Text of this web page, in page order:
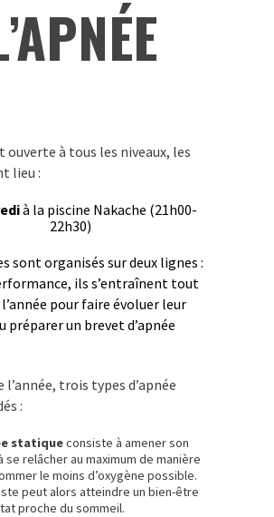
ouverte à tous les niveaux, les
lieu :
à la piscine Nakache (21h00-
22h30)
sont organisés sur deux lignes :
ils s’entraînent tout
pour faire évoluer leur
préparer un brevet d’apnée
l’année, trois types d’apnée
:
statiqueconsiste à amener son
se relâcher au maximum de manière
le moins d’oxygène possible.
peut alors atteindre un bien-être
proche du sommeil.